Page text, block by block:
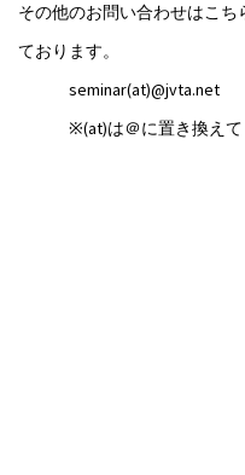
その他のお問い合わせはこ
ております。
seminar(at)@jvta.net
※(at)は＠に置き換えてく